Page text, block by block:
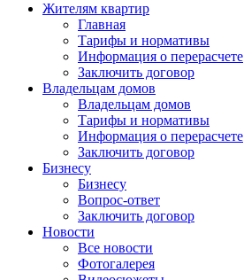
Жителям квартир
Главная
Тарифы и нормативы
Информация о перерасчете
Заключить договор
Владельцам домов
Владельцам домов
Тарифы и нормативы
Информация о перерасчете
Заключить договор
Бизнесу
Бизнесу
Вопрос-ответ
Заключить договор
Новости
Все новости
Фотогалерея